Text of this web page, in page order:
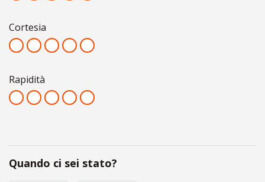
Cortesia
Rapidità
Quando ci sei stato?